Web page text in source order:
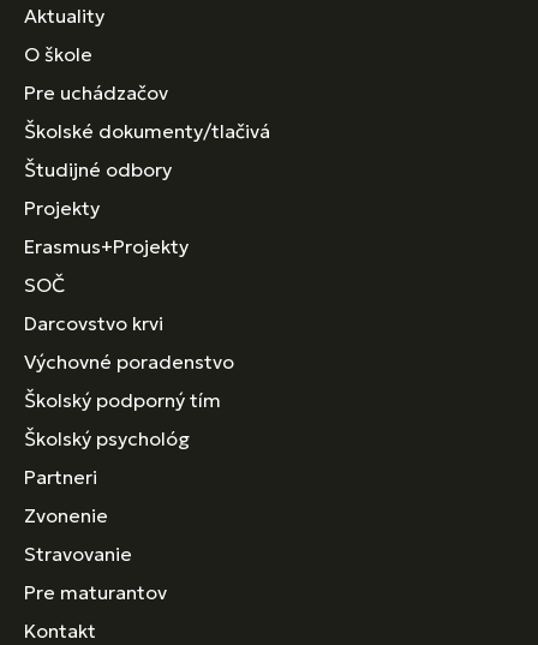
Aktuality
O škole
Pre uchádzačov
Školské dokumenty/tlačivá
Študijné odbory
Projekty
Erasmus+Projekty
SOČ
Darcovstvo krvi
Výchovné poradenstvo
Školský podporný tím
Školský psychológ
Partneri
Zvonenie
Stravovanie
Pre maturantov
Kontakt